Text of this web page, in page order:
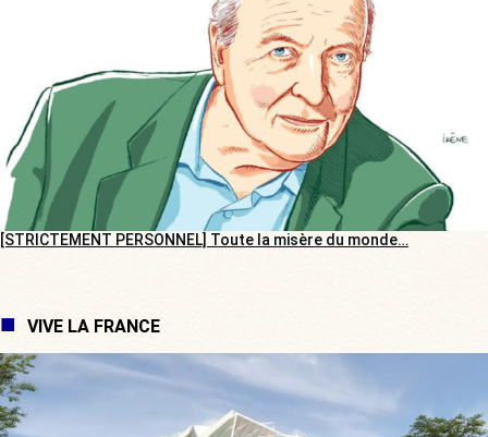
[STRICTEMENT PERSONNEL] Toute la misère du monde…
VIVE LA FRANCE